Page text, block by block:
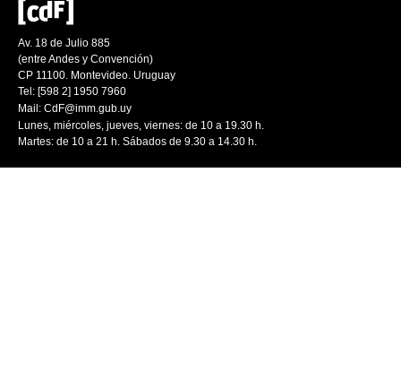
Av. 18 de Julio 885
(entre Andes y Convención)
CP 11100. Montevideo. Uruguay
Tel: [598 2] 1950 7960
Mail: CdF@imm.gub.uy
Lunes, miércoles, jueves, viernes: de 10 a 19.30 h.
Martes: de 10 a 21 h. Sábados de 9.30 a 14.30 h.